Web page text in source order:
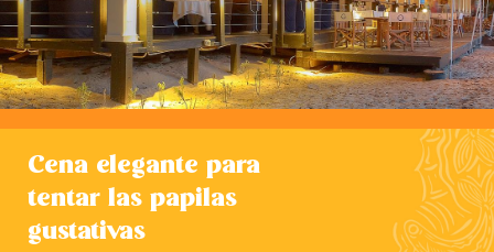
Cena elegante para
tentar las papilas
gustativas